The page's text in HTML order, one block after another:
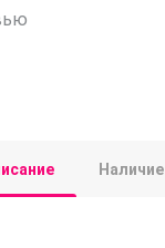
Наличие